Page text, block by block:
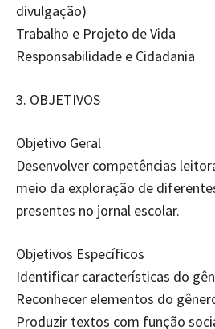
divulgação)
Trabalho e Projeto de Vida
Responsabilidade e Cidadania
3.⁠ ⁠OBJETIVOS
Objetivo Geral
Desenvolver competências
meio da exploração de
presentes no jornal escolar.
Objetivos Específicos
Identificar características do
Reconhecer elementos do
Produzir textos com função